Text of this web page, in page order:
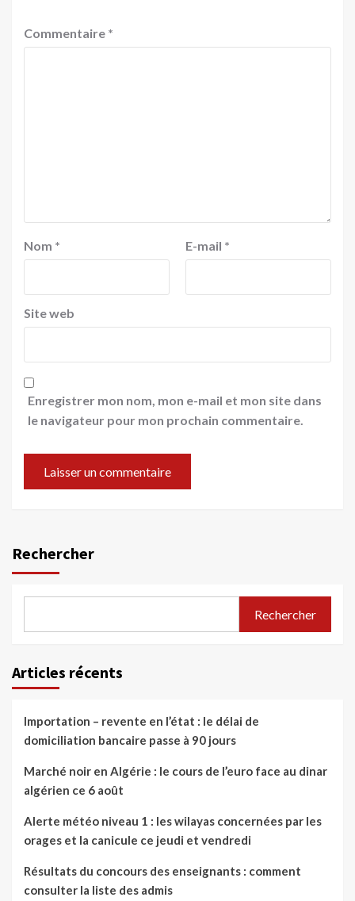
Commentaire *
Nom * E-mail *
Site web
Enregistrer mon nom, mon e-mail et mon site dans
le navigateur pour mon prochain commentaire.
Rechercher
Rechercher
Articles récents
Importation – revente en l’état : le délai de
domiciliation bancaire passe à 90 jours
Marché noir en Algérie : le cours de l’euro face au dinar
algérien ce 6 août
Alerte météo niveau 1 : les wilayas concernées par les
orages et la canicule ce jeudi et vendredi
Résultats du concours des enseignants : comment
consulter la liste des admis